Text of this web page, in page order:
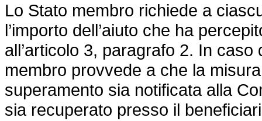
Lo Stato membro richiede a
l’importo dell’aiuto che ha
all’articolo 3, paragrafo 2. In
membro provvede a che la
superamento sia notificata alla
sia recuperato presso il